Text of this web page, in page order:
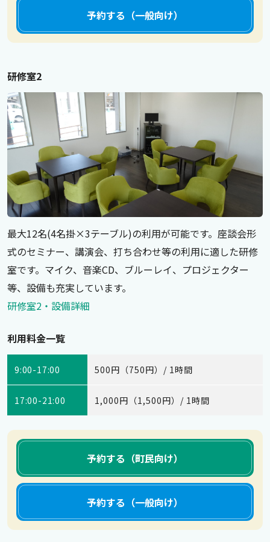
予約する（一般向け）
研修室2
最大12名(4名掛×3テーブル)の利用が可能です。座談会形
式のセミナー、講演会、打ち合わせ等の利用に適した研修
室です。マイク、音楽CD、ブルーレイ、プロジェクター
等、設備も充実しています。
研修室2・設備詳細
利用料金一覧
9:00-17:00 500円（750円）/ 1時間
17:00-21:00 1,000円（1,500円）/ 1時間
予約する（町民向け）
予約する（一般向け）